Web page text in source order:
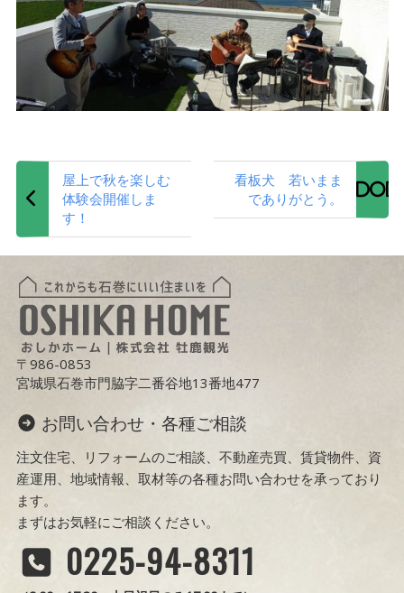
看板犬 若いまま
でありがとう。
屋上で秋を楽しむ
体験会開催しま
す！
〒986-0853
宮城県石巻市門脇字二番谷地13番地477
お問い合わせ・各種ご相談
注文住宅、リフォームのご相談、不動産売買、賃貸物件、資
産運用、地域情報、取材等の各種お問い合わせを承っており
ます。
まずはお気軽にご相談ください。
0225-94-8311